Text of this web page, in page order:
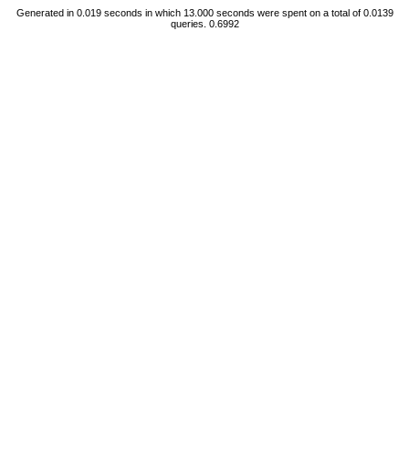
Generated in 0.019 seconds in which 13.000 seconds were spent on a total of 0.0139
queries. 0.6992